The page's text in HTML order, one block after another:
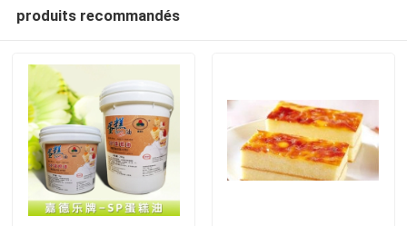
produits recommandés